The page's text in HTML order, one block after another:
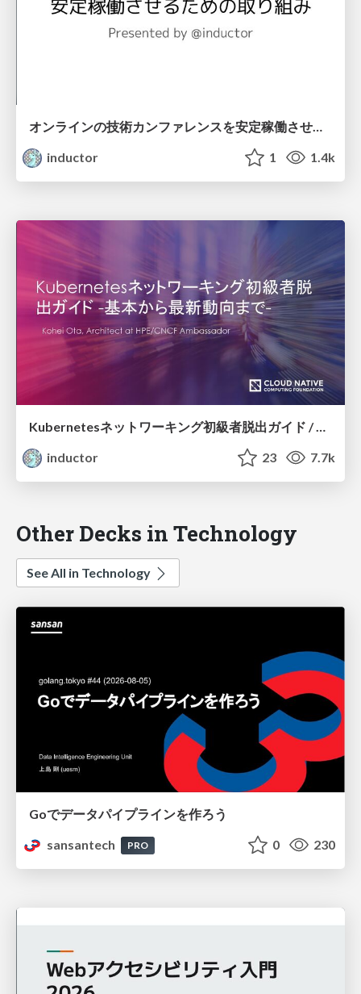
オンラインの技術カンファレンスを安定稼働させるための取り組み / SRE activity for online conference platform
inductor
1 1.4k
Kubernetesネットワーキング初級者脱出ガイド / Kubernetes networking beginner's guide
inductor
23 7.7k
Other Decks in Technology
See All in Technology
Goでデータパイプラインを作ろう
sansantech
PRO 0 230